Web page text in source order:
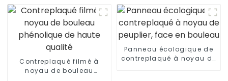
Contreplaqué filmé à
noyau de bouleau
Panneau écologique de
contreplaqué à noyau de